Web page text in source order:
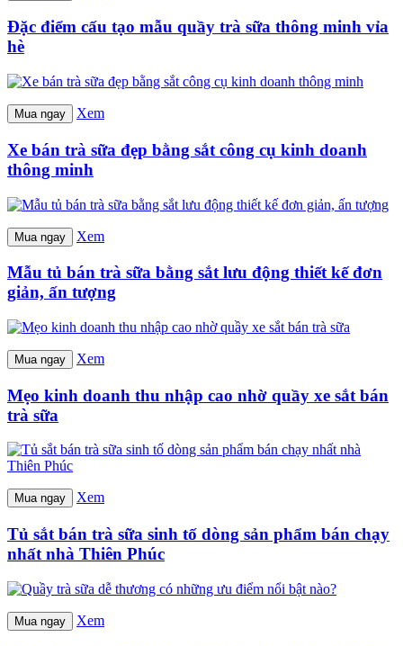
Đặc điểm cấu tạo mẫu quầy trà sữa thông minh vỉa
hè
Mua ngay Xem
Xe bán trà sữa đẹp bằng sắt công cụ kinh doanh
thông minh
Mua ngay Xem
Mẫu tủ bán trà sữa bằng sắt lưu động thiết kế đơn
giản, ấn tượng
Mua ngay Xem
Mẹo kinh doanh thu nhập cao nhờ quầy xe sắt bán
trà sữa
Mua ngay Xem
Tủ sắt bán trà sữa sinh tố dòng sản phẩm bán chạy
nhất nhà Thiên Phúc
Mua ngay Xem